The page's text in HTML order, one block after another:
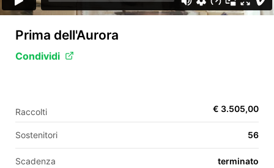
FR
Prima dell'Aurora
Condividi
Raccolti € 3.505,00
Sostenitori 56
Scadenza terminato